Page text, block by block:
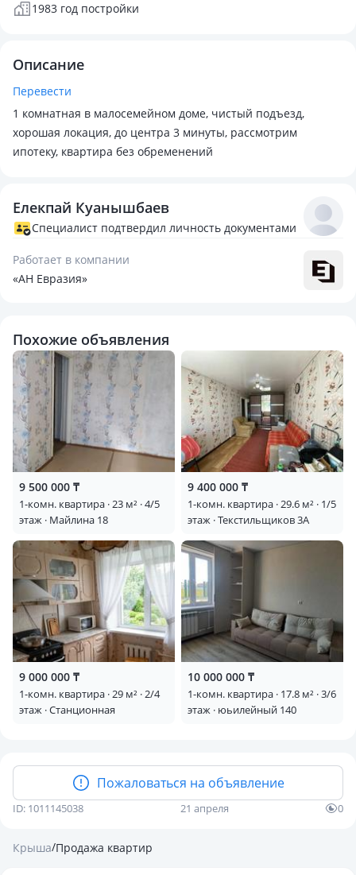
1983 год постройки
Описание
Перевести
1 комнатная в малосемейном доме, чистый подъезд,
хорошая локация, до центра 3 минуты, рассмотрим
ипотеку, квартира без обременений
Елекпай Куанышбаев
Специалист подтвердил личность документами
Работает в компании
«АН Евразия»
Похожие объявления
9 500 000 ₸
1-комн. квартира · 23 м² · 4/5
этаж · Майлина 18
9 400 000 ₸
1-комн. квартира · 29.6 м² · 1/5
этаж · Текстильщиков 3А
9 000 000 ₸
1-комн. квартира · 29 м² · 2/4
этаж · Станционная
10 000 000 ₸
1-комн. квартира · 17.8 м² · 3/6
этаж · юьилейный 140
Пожаловаться на объявление
ID: 1011145038 21 апреля 0
Крыша/Продажа квартир